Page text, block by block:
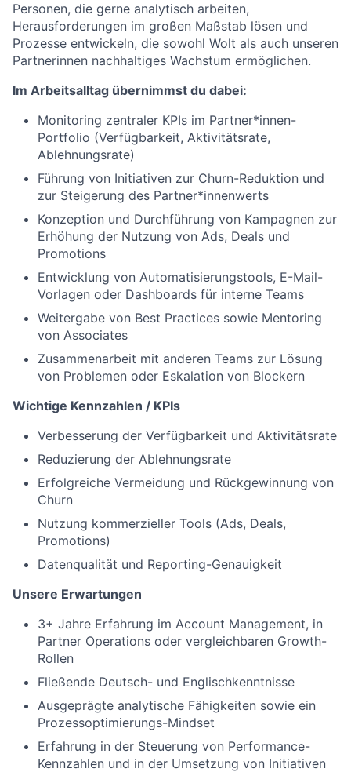
Personen, die gerne analytisch arbeiten,
Herausforderungen im großen Maßstab lösen und
Prozesse entwickeln, die sowohl Wolt als auch unseren
Partnerinnen nachhaltiges Wachstum ermöglichen.
Im Arbeitsalltag übernimmst du dabei:
Monitoring zentraler KPIs im Partner*innen-
Portfolio (Verfügbarkeit, Aktivitätsrate,
Ablehnungsrate)
Führung von Initiativen zur Churn-Reduktion und
zur Steigerung des Partner*innenwerts
Konzeption und Durchführung von Kampagnen zur
Erhöhung der Nutzung von Ads, Deals und
Promotions
Entwicklung von Automatisierungstools, E-Mail-
Vorlagen oder Dashboards für interne Teams
Weitergabe von Best Practices sowie Mentoring
von Associates
Zusammenarbeit mit anderen Teams zur Lösung
von Problemen oder Eskalation von Blockern
Wichtige Kennzahlen / KPIs
Verbesserung der Verfügbarkeit und Aktivitätsrate
Reduzierung der Ablehnungsrate
Erfolgreiche Vermeidung und Rückgewinnung von
Churn
Nutzung kommerzieller Tools (Ads, Deals,
Promotions)
Datenqualität und Reporting-Genauigkeit
Unsere Erwartungen
3+ Jahre Erfahrung im Account Management, in
Partner Operations oder vergleichbaren Growth-
Rollen
Fließende Deutsch- und Englischkenntnisse
Ausgeprägte analytische Fähigkeiten sowie ein
Prozessoptimierungs-Mindset
Erfahrung in der Steuerung von Performance-
Kennzahlen und in der Umsetzung von Initiativen